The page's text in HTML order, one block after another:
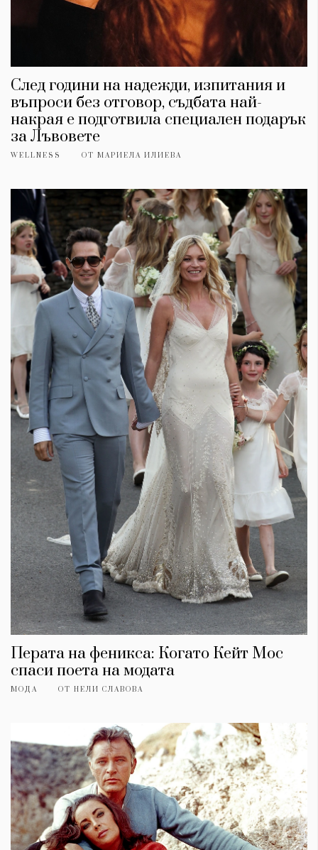
След години на надежди, изпитания и
въпроси без отговор, съдбата най-
накрая е подготвила специален подарък
за Лъвовете
WELLNESS ОТ МАРИЕЛА ИЛИЕВА
Перата на феникса: Когато Кейт Мос
спаси поета на модата
МОДА ОТ НЕЛИ СЛАВОВА